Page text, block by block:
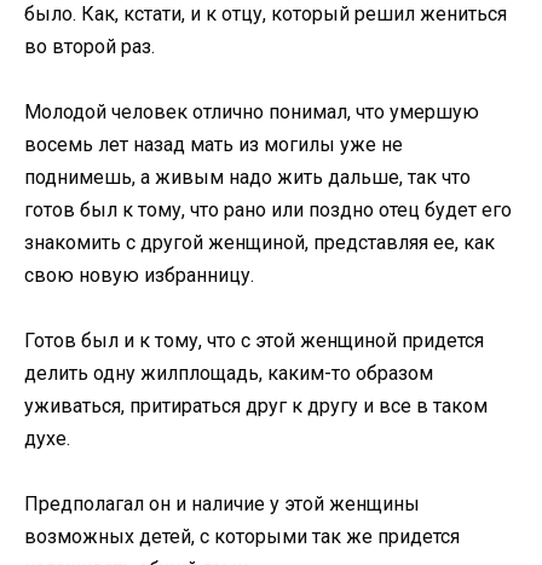
было. Как, кстати, и к отцу, который решил жениться
во второй раз.
Молодой человек отлично понимал, что умершую
восемь лет назад мать из могилы уже не
поднимешь, а живым надо жить дальше, так что
готов был к тому, что рано или поздно отец будет его
знакомить с другой женщиной, представляя ее, как
свою новую избранницу.
Готов был и к тому, что с этой женщиной придется
делить одну жилплощадь, каким-то образом
уживаться, притираться друг к другу и все в таком
духе.
Предполагал он и наличие у этой женщины
возможных детей, с которыми так же придется